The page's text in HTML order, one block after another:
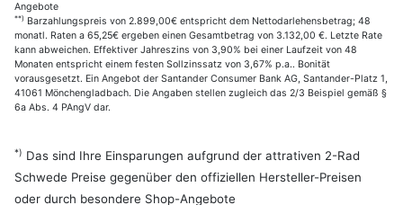
Angebote
**) Barzahlungspreis von 2.899,00€ entspricht dem Nettodarlehensbetrag; 48
monatl. Raten a 65,25€ ergeben einen Gesamtbetrag von 3.132,00 €. Letzte Rate
kann abweichen. Effektiver Jahreszins von 3,90% bei einer Laufzeit von 48
Monaten entspricht einem festen Sollzinssatz von 3,67% p.a.. Bonität
vorausgesetzt. Ein Angebot der Santander Consumer Bank AG, Santander-Platz 1,
41061 Mönchengladbach. Die Angaben stellen zugleich das 2/3 Beispiel gemäß §
6a Abs. 4 PAngV dar.
*) Das sind Ihre Einsparungen aufgrund der attrativen 2-Rad
Schwede Preise gegenüber den offiziellen Hersteller-Preisen
oder durch besondere Shop-Angebote